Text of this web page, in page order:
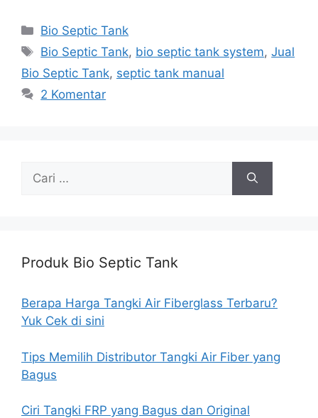
Kategori
Bio Septic Tank
Tag
Bio Septic Tank, bio septic tank system,Jual
Bio Septic Tank, septic tank manual
2 Komentar
Cari
Produk Bio Septic Tank
Berapa Harga Tangki Air Fiberglass Terbaru?
Yuk Cek di sini
Tips Memilih Distributor Tangki Air Fiber yang
Bagus
Ciri Tangki FRP yang Bagus dan Original